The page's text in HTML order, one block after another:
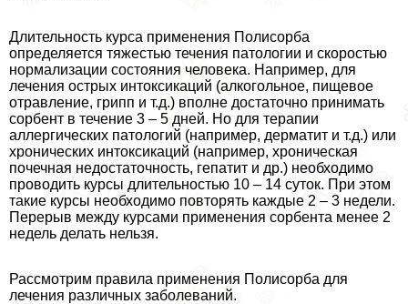
Длительность курса применения Полисорба
определяется тяжестью течения патологии и скоростью
нормализации состояния человека. Например, для
лечения острых интоксикаций (алкогольное, пищевое
отравление, грипп и т.д.) вполне достаточно принимать
сорбент в течение 3 – 5 дней. Но для терапии
аллергических патологий (например, дерматит и т.д.) или
хронических интоксикаций (например, хроническая
почечная недостаточность, гепатит и др.) необходимо
проводить курсы длительностью 10 – 14 суток. При этом
такие курсы необходимо повторять каждые 2 – 3 недели.
Перерыв между курсами применения сорбента менее 2
недель делать нельзя.
Рассмотрим правила применения Полисорба для
лечения различных заболеваний.